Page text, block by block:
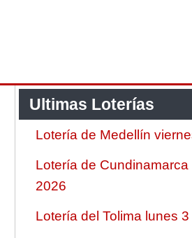
Ultimas Loterías
Lotería de Medellín
Lotería de
2026
Lotería del Tolima lunes